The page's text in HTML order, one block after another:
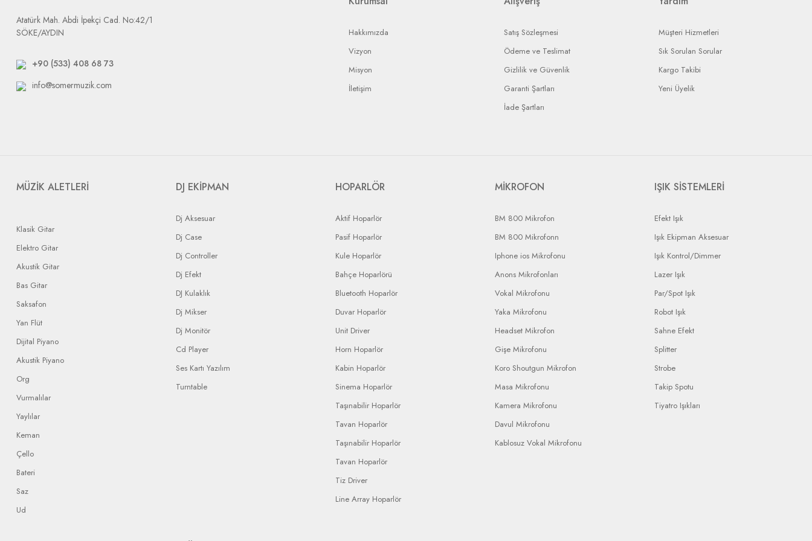
Atatürk Mah. Abdi İpekçi Cad. No:42/1
SÖKE/AYDIN
+90 (533) 408 68 73
info@somermuzik.com
Hakkımızda
Vizyon
Misyon
İletişim
Satış Sözleşmesi
Ödeme ve Teslimat
Gizlilik ve Güvenlik
Garanti Şartları
İade Şartları
Müşteri Hizmetleri
Sık Sorulan Sorular
Kargo Takibi
Yeni Üyelik
MÜZİK ALETLERİ
Klasik Gitar
Elektro Gitar
Akustik Gitar
Bas Gitar
Saksafon
Yan Flüt
Dijital Piyano
Akustik Piyano
Org
Vurmalılar
Yaylılar
Keman
Çello
Bateri
Saz
Ud
DJ EKİPMAN
Dj Aksesuar
Dj Case
Dj Controller
Dj Efekt
DJ Kulaklık
Dj Mikser
Dj Monitör
Cd Player
Ses Kartı Yazılım
Turntable
HOPARLÖR
Aktif Hoparlör
Pasif Hoparlör
Kule Hoparlör
Bahçe Hoparlörü
Bluetooth Hoparlör
Duvar Hoparlör
Unit Driver
Horn Hoparlör
Kabin Hoparlör
Sinema Hoparlör
Taşınabilir Hoparlör
Tavan Hoparlör
Taşınabilir Hoparlör
Tavan Hoparlör
Tiz Driver
Line Array Hoparlör
MİKROFON
BM 800 Mikrofon
BM 800 Mikrofonn
Iphone ios Mikrofonu
Anons Mikrofonları
Vokal Mikrofonu
Yaka Mikrofonu
Headset Mikrofon
Gişe Mikrofonu
Koro Shoutgun Mikrofon
Masa Mikrofonu
Kamera Mikrofonu
Davul Mikrofonu
Kablosuz Vokal Mikrofonu
IŞIK SİSTEMLERİ
Efekt Işık
Işık Ekipman Aksesuar
Işık Kontrol/Dimmer
Lazer Işık
Par/Spot Işık
Robot Işık
Sahne Efekt
Splitter
Strobe
Takip Spotu
Tiyatro Işıkları